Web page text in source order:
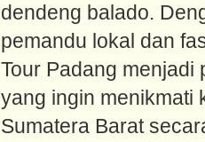
dendeng balado.
pemandu lokal dan
Tour Padang menjadi
yang ingin menikmati
Sumatera Barat